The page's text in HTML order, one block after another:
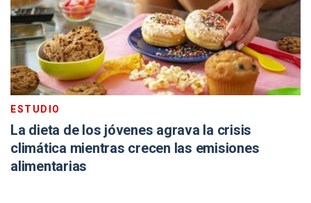
ESTUDIO
La dieta de los jóvenes agrava la crisis
climática mientras crecen las emisiones
alimentarias